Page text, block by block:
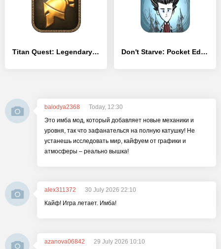
Titan Quest: Legendary Edition Don't Starve: Pocket Edition
balodya2368
Today, 12:30
Это имба мод, который добавляет новые механики и
уровня, так что зафанателься на полную катушку! Не
устанешь исследовать мир, кайфуем от графики и
атмосферы – реально вышка!
alex311372
30 July 2026 22:10
Кайф! Игра летает. Имба!
azanova06842
29 July 2026 10:10